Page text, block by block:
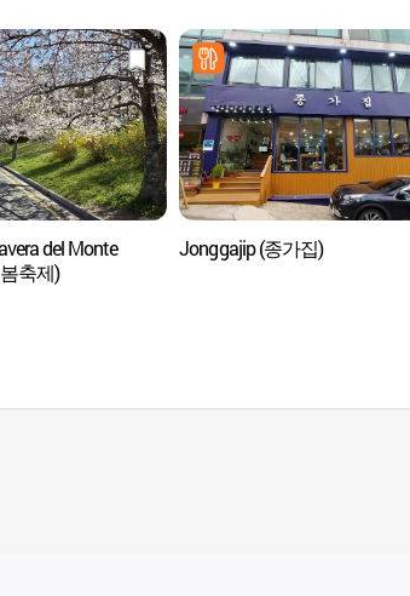
del Monte
축제)
Jonggajip (종가집)